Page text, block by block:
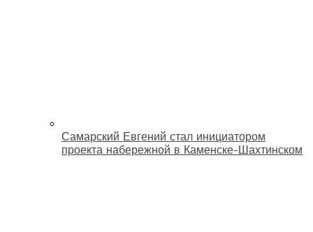
Самарский Евгений стал инициатором
проекта набережной в Каменске-Шахтинском